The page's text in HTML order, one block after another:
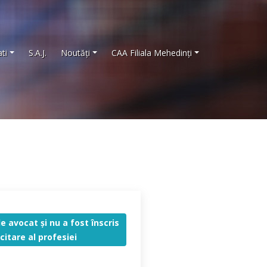
S.A.J. Noutăţi CAA Filiala Mehedinţi
avocat şi nu a fost înscris
al profesiei